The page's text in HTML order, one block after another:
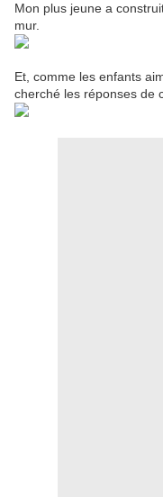
Mon plus jeune a
mur.
Et, comme les enfants
cherché les réponses de